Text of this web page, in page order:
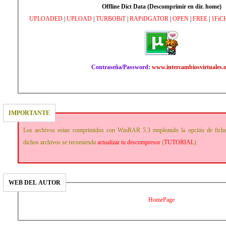
Offline Dict Data (Descomprimir en dir. home)
UPLOADED| UPLOAD| TURBOBiT| RAPiDGATOR | OPEN| FREE|
Contraseña/Password:
IMPORTANTE
Los archivos estan comprimidos con WinRAR 5.3 empleando la opción de
dichos archivos se recomienda actualizar tu descompresor (TUTORIAL).
WEB DEL AUTOR
HomePage